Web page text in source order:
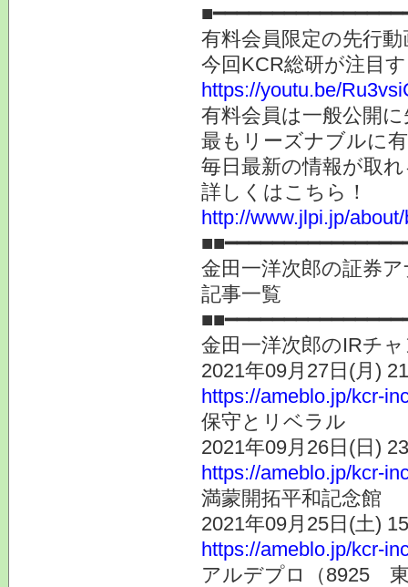
有料会員限定の先行
今回KCR総研が注目
https://youtu.be/
有料会員は一般公開
最もリーズナブルに
毎日最新の情報が取
詳しくはこちら！
http://www.jlpi.jp/
金田一洋次郎の証券
記事一覧
金田一洋次郎のIRチ
2021年09月27日(月)
https://ameblo.jp/kcr-
保守とリベラル
2021年09月26日(日)
https://ameblo.jp/kcr-
満蒙開拓平和記念館
2021年09月25日(土)
https://ameblo.jp/kcr-
アルデプロ（8925